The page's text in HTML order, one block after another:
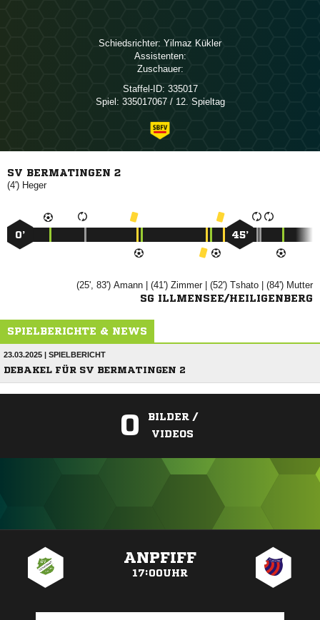
Schiedsrichter:  
Assistenten:
Zuschauer:
Staffel-ID: 335017
Spiel: 335017067 / 12. Spieltag
SV BERMATINGEN 2
(4') 
0’ 45’
(25', 83')  | (41') | (52')  | (84') 
SG ILLMENSEE/HEILIGENBERG
SPIELBERICHTE & NEWS
23.03.2025 | SPIELBERICHT
DEBAKEL FÜR SV BERMATINGEN 2
0
BILDER /
VIDEOS
ANPFIFF
17:00UHR